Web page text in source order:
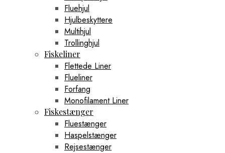
Fluehjul
Hjulbeskyttere
Multihjul
Trollinghjul
Fiskeliner
Flettede Liner
Flueliner
Forfang
Monofilament Liner
Fiskestænger
Fluestænger
Haspelstænger
Rejsestænger